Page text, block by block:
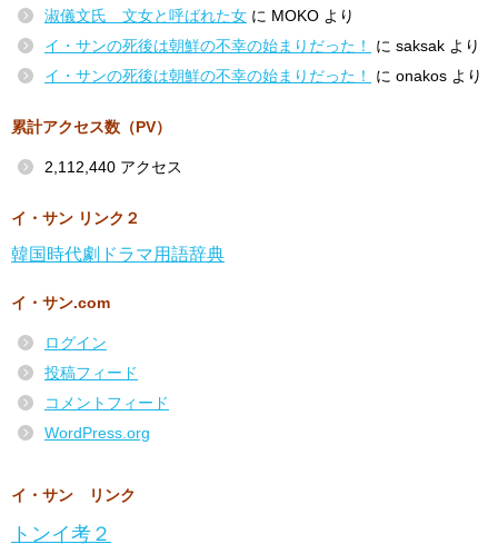
淑儀文氏 文女と呼ばれた女 に MOKO より
イ・サンの死後は朝鮮の不幸の始まりだった！
に saksak より
イ・サンの死後は朝鮮の不幸の始まりだった！
に onakos より
累計アクセス数（PV）
2,112,440 アクセス
イ・サン リンク２
韓国時代劇ドラマ用語辞典
イ・サン.com
ログイン
投稿フィード
コメントフィード
WordPress.org
イ・サン リンク
トンイ考２